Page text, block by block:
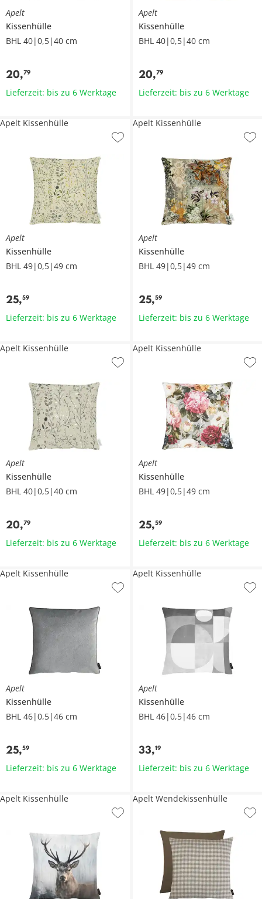
Apelt
Kissenhülle
BHL 40|0,5|40 cm
20,79
Lieferzeit: bis zu 6 Werktage
Apelt
Kissenhülle
BHL 40|0,5|40 cm
20,79
Lieferzeit: bis zu 6 Werktage
Apelt
Kissenhülle
BHL 49|0,5|49 cm
25,59
Apelt Kissenhülle
Lieferzeit: bis zu 6 Werktage
Apelt
Kissenhülle
BHL 49|0,5|49 cm
25,59
Apelt Kissenhülle
Lieferzeit: bis zu 6 Werktage
Apelt
Kissenhülle
BHL 40|0,5|40 cm
20,79
Apelt Kissenhülle
Lieferzeit: bis zu 6 Werktage
Apelt
Kissenhülle
BHL 49|0,5|49 cm
25,59
Apelt Kissenhülle
Lieferzeit: bis zu 6 Werktage
Apelt
Kissenhülle
BHL 46|0,5|46 cm
25,59
Apelt Kissenhülle
Lieferzeit: bis zu 6 Werktage
Apelt
Kissenhülle
BHL 46|0,5|46 cm
33,19
Apelt Kissenhülle
Lieferzeit: bis zu 6 Werktage
Apelt Kissenhülle Apelt Wendekissenhülle